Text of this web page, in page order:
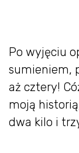
Po wyjęciu
sumieniem,
aż cztery!
moją
dwa kilo i